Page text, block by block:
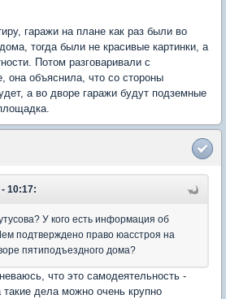
гаражи на плане как раз были во
тогда были не красивые картинки, а
Потом разговаривали с
она объяснила, что со стороны
а во дворе гаражи будут подземные
10:17:
У кого есть информация об
подтверждено право юасстроя на
пятиподъездного дома?
что это самодеятельность -
дела можно очень крупно